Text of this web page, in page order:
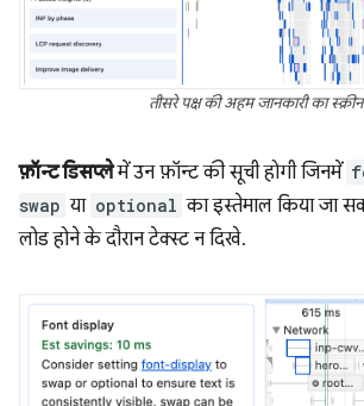
तीसरे पक्ष की अहम जानकारी का
फ़ॉन्ट डिसप्लेमें उन फ़ॉन्ट की सूची होगी जिनमें
swap या optional का इस्तेमाल किया जा
लोड होने के दौरान टेक्स्ट न दिखे.